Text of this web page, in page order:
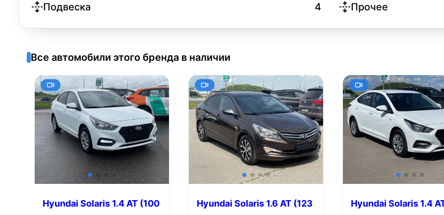
Подвеска 4 Прочее
Все автомобили этого бренда в наличии
Hyundai Solaris 1.4 AT (100
Hyundai Solaris 1.6 AT (123
Hyundai Solaris 1.4